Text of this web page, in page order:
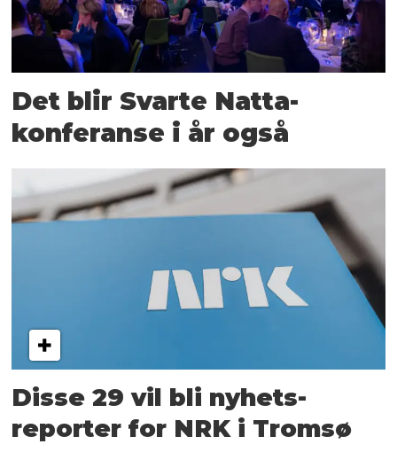
Det blir Svarte Natta-
konferanse i år også
Disse 29 vil bli nyhets­
reporter for NRK i Tromsø